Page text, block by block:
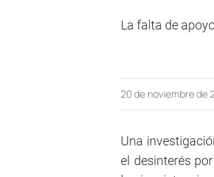
La falta de
20 de noviembre de
Una
el desinterés